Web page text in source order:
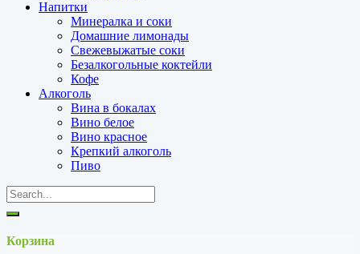
Напитки
Минералка и соки
Домашние лимонады
Свежевыжатые соки
Безалкогольные коктейли
Кофе
Алкоголь
Вина в бокалах
Вино белое
Вино красное
Крепкий алкоголь
Пиво
Корзина